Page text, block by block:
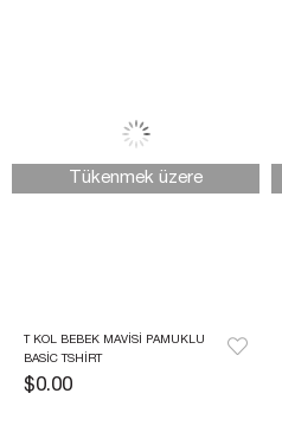
T KOL BEBEK MAVISI PAMUKLU
BASIC TSHIRT
$0.00
Tükenmek üzere